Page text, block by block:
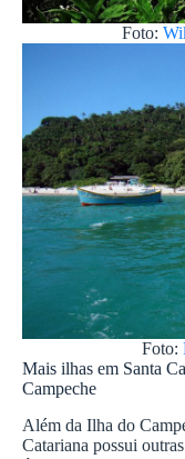
Foto:
Foto:
Mais ilhas em Santa
Campeche
Além da Ilha do
Catariana possui